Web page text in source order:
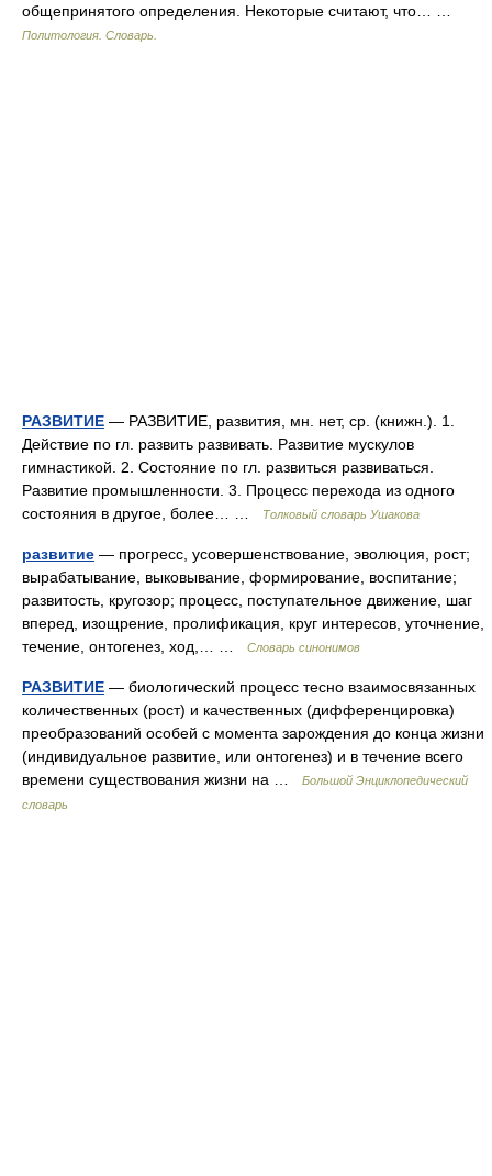
общепринятого определения. Некоторые считают, что… …
Политология. Словарь.
РАЗВИТИЕ — РАЗВИТИЕ, развития, мн. нет, ср. (книжн.). 1.
Действие по гл. развить развивать. Развитие мускулов
гимнастикой. 2. Состояние по гл. развиться развиваться.
Развитие промышленности. 3. Процесс перехода из одного
состояния в другое, более… …
Толковый словарь Ушакова
развитие — прогресс, усовершенствование, эволюция, рост;
вырабатывание, выковывание, формирование, воспитание;
развитость, кругозор; процесс, поступательное движение, шаг
вперед, изощрение, пролификация, круг интересов, уточнение,
течение, онтогенез, ход,… …
Словарь синонимов
РАЗВИТИЕ — биологический процесс тесно взаимосвязанных
количественных (рост) и качественных (дифференцировка)
преобразований особей с момента зарождения до конца жизни
(индивидуальное развитие, или онтогенез) и в течение всего
времени существования жизни на …
Большой Энциклопедический
словарь